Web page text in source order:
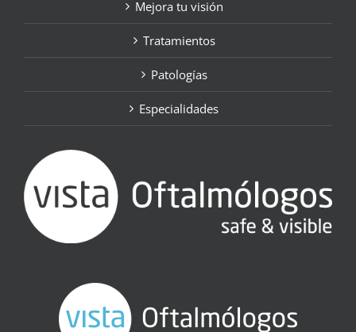
Mejora tu visión
Tratamientos
Patologías
Especialidades